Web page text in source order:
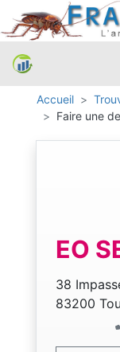
Accueil
Faire une
EO
38
83200